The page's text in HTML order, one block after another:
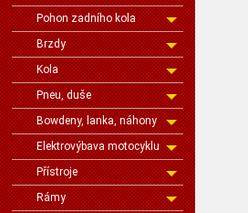
Pohon zadního kola
Brzdy
Kola
Pneu, duše
Bowdeny, lanka, náhony
Elektrovýbava motocyklu
Přístroje
Rámy